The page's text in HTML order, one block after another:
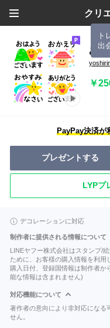
クリ
ト
出
あい
￥
PayPay決済が
プレゼントする
LYPプ
デコレーションに対応
制作者に提供される情報について
LINEヤフー株式会社はスタンプ/
ために、お客様の購入情報を利用
購入日付、登録国情報は制作者
能な情報は含まれません)
対応機能について
著作者の意向により非対応になる
せん。